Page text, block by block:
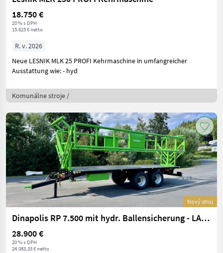
18.750 €
20 % s DPH
15.625 € netto
R. v. 2026
Neue LESNIK MLK 25 PROFI Kehrmaschine in umfangreicher
Ausstattung wie: - hyd
Komunálne stroje /
Nový stroj
Dinapolis RP 7.500 mit hydr. Ballensicherung - LAGERND
28.900 €
20 % s DPH
24.083,33 € netto